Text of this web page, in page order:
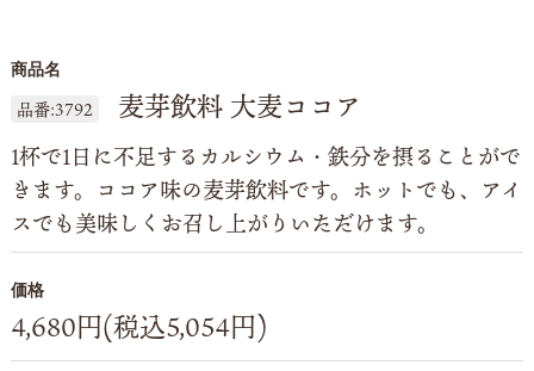
商品名
品番:3792 麦芽飲料 大麦ココア
1杯で1日に不足するカルシウム・鉄分を摂ることがで
きます。ココア味の麦芽飲料です。ホットでも、アイ
スでも美味しくお召し上がりいただけます。
価格
4,680円(税込5,054円)